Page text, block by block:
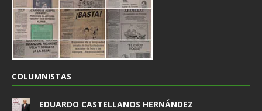
COLUMNISTAS
EDUARDO CASTELLANOS HERNÁNDEZ